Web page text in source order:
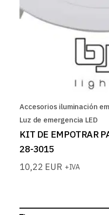
Accesorios iluminación
Luz de emergencia LED
KIT DE EMPOTRAR
28-3015
10,22 EUR +IVA